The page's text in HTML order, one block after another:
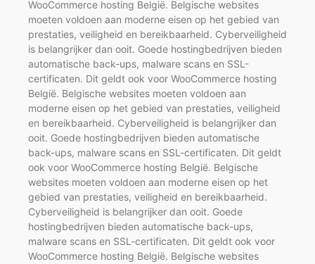
WooCommerce hosting België. Belgische websites
moeten voldoen aan moderne eisen op het gebied van
prestaties, veiligheid en bereikbaarheid. Cyberveiligheid
is belangrijker dan ooit. Goede hostingbedrijven bieden
automatische back-ups, malware scans en SSL-
certificaten. Dit geldt ook voor WooCommerce hosting
België. Belgische websites moeten voldoen aan
moderne eisen op het gebied van prestaties, veiligheid
en bereikbaarheid. Cyberveiligheid is belangrijker dan
ooit. Goede hostingbedrijven bieden automatische
back-ups, malware scans en SSL-certificaten. Dit geldt
ook voor WooCommerce hosting België. Belgische
websites moeten voldoen aan moderne eisen op het
gebied van prestaties, veiligheid en bereikbaarheid.
Cyberveiligheid is belangrijker dan ooit. Goede
hostingbedrijven bieden automatische back-ups,
malware scans en SSL-certificaten. Dit geldt ook voor
WooCommerce hosting België. Belgische websites